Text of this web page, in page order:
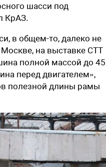
шасси под
КрАЗ.
в общем-то, далеко не
на выставке СТТ
полной массой до 45
перед двигателем»,
полезной длины рамы